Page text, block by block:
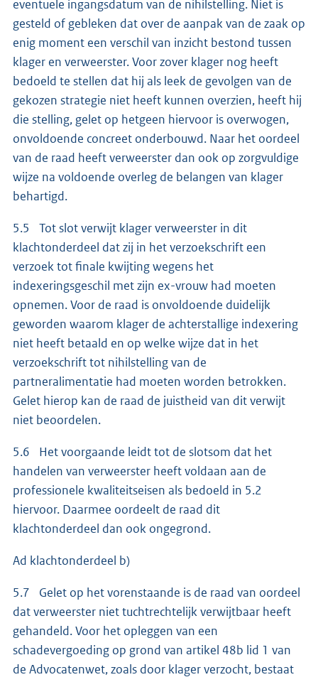
eventuele ingangsdatum van de nihilstelling. Niet is
gesteld of gebleken dat over de aanpak van de zaak op
enig moment een verschil van inzicht bestond tussen
klager en verweerster. Voor zover klager nog heeft
bedoeld te stellen dat hij als leek de gevolgen van de
gekozen strategie niet heeft kunnen overzien, heeft hij
die stelling, gelet op hetgeen hiervoor is overwogen,
onvoldoende concreet onderbouwd. Naar het oordeel
van de raad heeft verweerster dan ook op zorgvuldige
wijze na voldoende overleg de belangen van klager
behartigd.
5.5 Tot slot verwijt klager verweerster in dit
klachtonderdeel dat zij in het verzoekschrift een
verzoek tot finale kwijting wegens het
indexeringsgeschil met zijn ex-vrouw had moeten
opnemen. Voor de raad is onvoldoende duidelijk
geworden waarom klager de achterstallige indexering
niet heeft betaald en op welke wijze dat in het
verzoekschrift tot nihilstelling van de
partneralimentatie had moeten worden betrokken.
Gelet hierop kan de raad de juistheid van dit verwijt
niet beoordelen.
5.6 Het voorgaande leidt tot de slotsom dat het
handelen van verweerster heeft voldaan aan de
professionele kwaliteitseisen als bedoeld in 5.2
hiervoor. Daarmee oordeelt de raad dit
klachtonderdeel dan ook ongegrond.
Ad klachtonderdeel b)
5.7 Gelet op het vorenstaande is de raad van oordeel
dat verweerster niet tuchtrechtelijk verwijtbaar heeft
gehandeld. Voor het opleggen van een
schadevergoeding op grond van artikel 48b lid 1 van
de Advocatenwet, zoals door klager verzocht, bestaat